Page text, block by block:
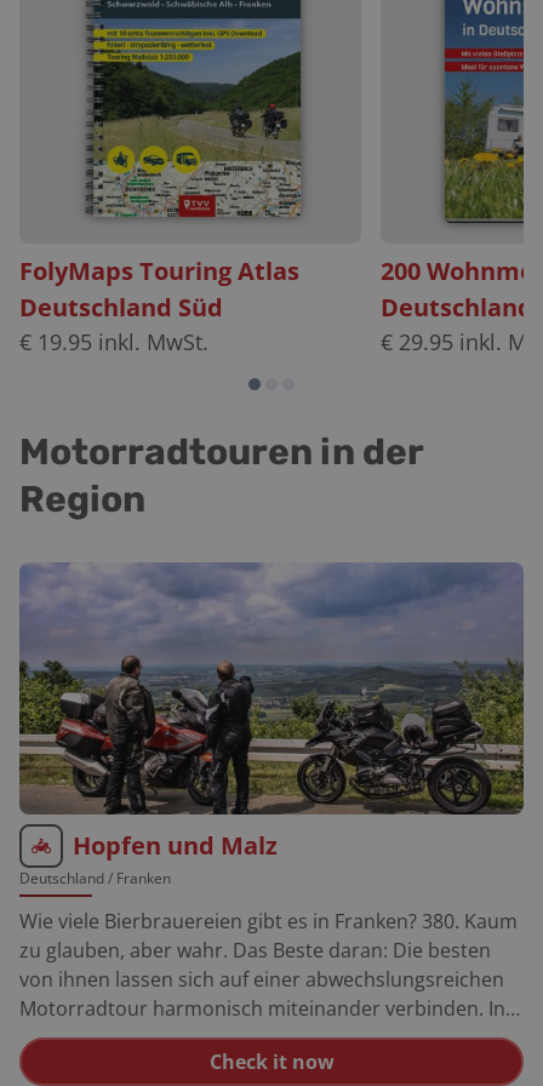
FolyMaps Touring Atlas
Deutschland Süd
€ 19.95 inkl. MwSt.
200
Deutschland
€ 29.95 inkl.
Motorradtouren in der
Region
Hopfen und Malz
Deutschland/ Franken
Wie viele Bierbrauereien gibt es in Franken? 380. Kaum
zu glauben, aber wahr. Das Beste daran: Die besten
von ihnen lassen sich auf einer abwechslungsreichen
Motorradtour harmonisch miteinander verbinden. In
Hof geht es los. Falls Sie die Biere der fünf Hofer
Brauereien probieren möchten, sollten Sie das
Check it now